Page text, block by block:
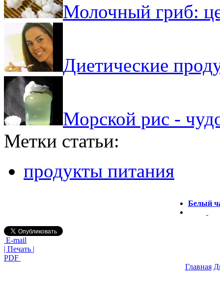
Молочный гриб:
Диетические
Морской рис -
Метки статьи:
продукты питания
Белый
E-mail
| Печать |
PDF
Главная